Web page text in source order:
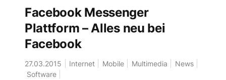
Facebook Messenger
Plattform – Alles neu bei
Facebook
27.03.2015 Internet Mobile Multimedia
News
Software